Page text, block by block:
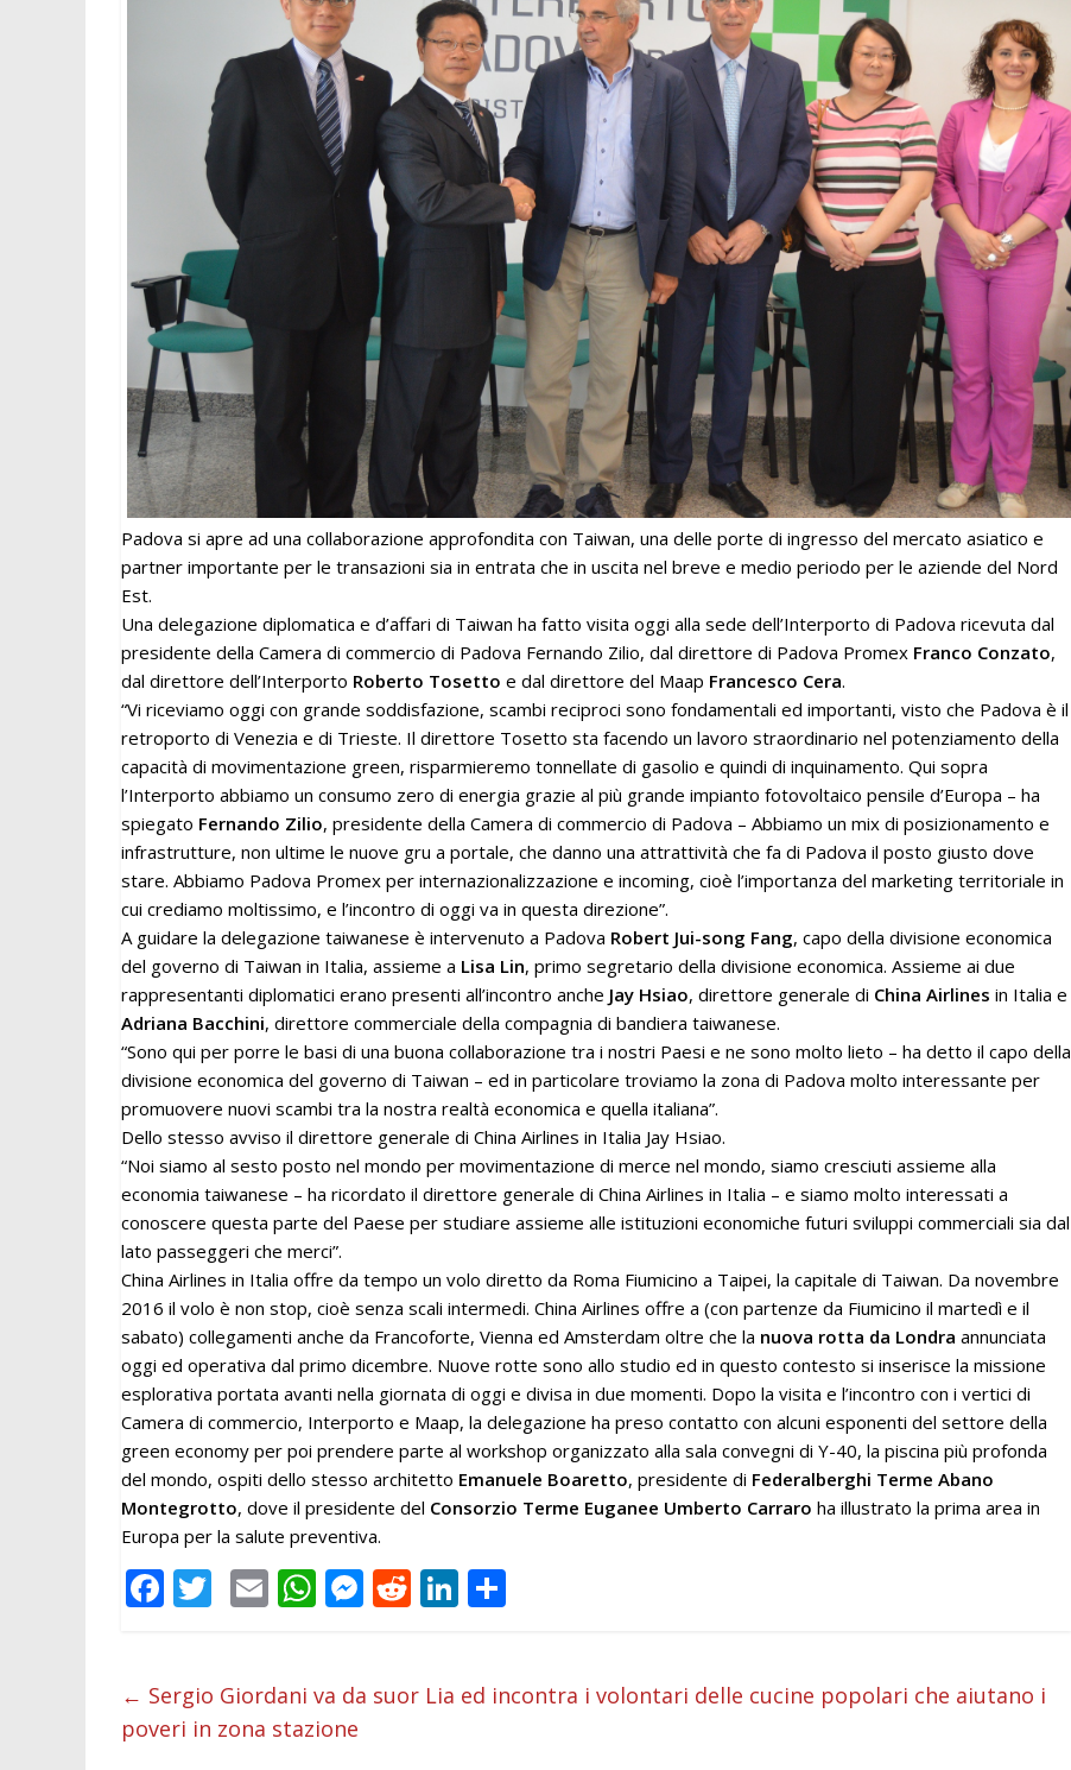
Padova si apre ad una collaborazione approfondita con Taiwan, una delle porte di ingresso del mercato asiatico e
partner importante per le transazioni sia in entrata che in uscita nel breve e medio periodo per le aziende del Nord
Est.
Una delegazione diplomatica e d’affari di Taiwan ha fatto visita oggi alla sede dell’Interporto di Padova ricevuta dal
presidente della Camera di commercio di Padova Fernando Zilio, dal direttore di Padova Promex Franco Conzato,
dal direttore dell’Interporto Roberto Tosetto e dal direttore del Maap Francesco Cera.
“Vi riceviamo oggi con grande soddisfazione, scambi reciproci sono fondamentali ed importanti, visto che Padova è il
retroporto di Venezia e di Trieste. Il direttore Tosetto sta facendo un lavoro straordinario nel potenziamento della
capacità di movimentazione green, risparmieremo tonnellate di gasolio e quindi di inquinamento. Qui sopra
l’Interporto abbiamo un consumo zero di energia grazie al più grande impianto fotovoltaico pensile d’Europa – ha
spiegato Fernando Zilio, presidente della Camera di commercio di Padova – Abbiamo un mix di posizionamento e
infrastrutture, non ultime le nuove gru a portale, che danno una attrattività che fa di Padova il posto giusto dove
stare. Abbiamo Padova Promex per internazionalizzazione e incoming, cioè l’importanza del marketing territoriale in
cui crediamo moltissimo, e l’incontro di oggi va in questa direzione”.
A guidare la delegazione taiwanese è intervenuto a Padova Robert Jui-song Fang, capo della divisione economica
del governo di Taiwan in Italia, assieme a Lisa Lin, primo segretario della divisione economica. Assieme ai due
rappresentanti diplomatici erano presenti all’incontro anche Jay Hsiao, direttore generale di China Airlines in Italia e
Adriana Bacchini, direttore commerciale della compagnia di bandiera taiwanese.
“Sono qui per porre le basi di una buona collaborazione tra i nostri Paesi e ne sono molto lieto – ha detto il capo della
divisione economica del governo di Taiwan – ed in particolare troviamo la zona di Padova molto interessante per
promuovere nuovi scambi tra la nostra realtà economica e quella italiana”.
Dello stesso avviso il direttore generale di China Airlines in Italia Jay Hsiao.
“Noi siamo al sesto posto nel mondo per movimentazione di merce nel mondo, siamo cresciuti assieme alla
economia taiwanese – ha ricordato il direttore generale di China Airlines in Italia – e siamo molto interessati a
conoscere questa parte del Paese per studiare assieme alle istituzioni economiche futuri sviluppi commerciali sia dal
lato passeggeri che merci”.
China Airlines in Italia offre da tempo un volo diretto da Roma Fiumicino a Taipei, la capitale di Taiwan. Da novembre
2016 il volo è non stop, cioè senza scali intermedi. China Airlines offre a (con partenze da Fiumicino il martedì e il
sabato) collegamenti anche da Francoforte, Vienna ed Amsterdam oltre che la nuova rotta da Londra annunciata
oggi ed operativa dal primo dicembre. Nuove rotte sono allo studio ed in questo contesto si inserisce la missione
esplorativa portata avanti nella giornata di oggi e divisa in due momenti. Dopo la visita e l’incontro con i vertici di
Camera di commercio, Interporto e Maap, la delegazione ha preso contatto con alcuni esponenti del settore della
green economy per poi prendere parte al workshop organizzato alla sala convegni di Y-40, la piscina più profonda
del mondo, ospiti dello stesso architetto Emanuele Boaretto, presidente di Federalberghi Terme Abano
Montegrotto, dove il presidente del Consorzio Terme Euganee Umberto Carraro ha illustrato la prima area in
Europa per la salute preventiva.
F
b
o
T
er
E
l
W
s
A
M
e
R
di
Li
e di
← Sergio Giordani va da suor Lia ed incontra i volontari delle cucine popolari che aiutano i
poveri in zona stazione